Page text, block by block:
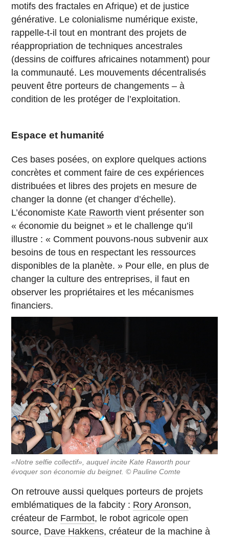
motifs des fractales en Afrique) et de justice
générative. Le colonialisme numérique existe,
rappelle-t-il tout en montrant des projets de
réappropriation de techniques ancestrales
(dessins de coiffures africaines notamment) pour
la communauté. Les mouvements décentralisés
peuvent être porteurs de changements – à
condition de les protéger de l’exploitation.
Espace et humanité
Ces bases posées, on explore quelques actions
concrètes et comment faire de ces expériences
distribuées et libres des projets en mesure de
changer la donne (et changer d’échelle).
L’économiste Kate Raworth vient présenter son
« économie du beignet » et le challenge qu’il
illustre : « Comment pouvons-nous subvenir aux
besoins de tous en respectant les ressources
disponibles de la planète. » Pour elle, en plus de
changer la culture des entreprises, il faut en
observer les propriétaires et les mécanismes
financiers.
«Notre selfie collectif», auquel incite Kate Raworth pour
évoquer son économie du beignet. © Pauline Comte
On retrouve aussi quelques porteurs de projets
emblématiques de la fabcity : Rory Aronson,
créateur de Farmbot, le robot agricole open
source, Dave Hakkens, créateur de la machine à